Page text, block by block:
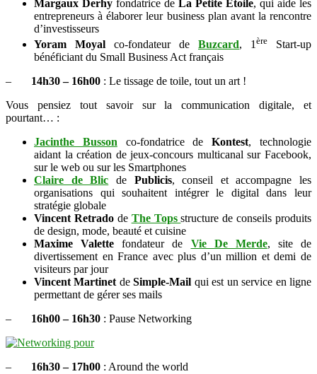
Margaux Derhy fondatrice de La Petite Étoile, qui aide les
entrepreneurs à élaborer leur business plan avant la rencontre
d’investisseurs
Yoram Moyal co-fondateur de Buzcard, 1 ère Start-up
bénéficiant du Small Business Act français
– 14h30 – 16h00 : Le tissage de toile, tout un art !
Vous pensiez tout savoir sur la communication digitale, et
pourtant… :
Jacinthe Busson co-fondatrice deKontest, technologie
aidant la création de jeux-concours multicanal sur Facebook,
sur le web ou sur les Smartphones
Claire de Blic de Publicis, conseil et accompagne les
organisations qui souhaitent intégrer le digital dans leur
stratégie globale
Vincent Retradode The Topsstructure de conseils produits
de design, mode, beauté et cuisine
Maxime Valette fondateur de Vie De Merde, site de
divertissement en France avec plus d’un million et demi de
visiteurs par jour
Vincent Martinet deSimple-Mail qui est un service en ligne
permettant de gérer ses mails
– 16h00 – 16h30 : Pause Networking
– 16h30 – 17h00 : Around the world